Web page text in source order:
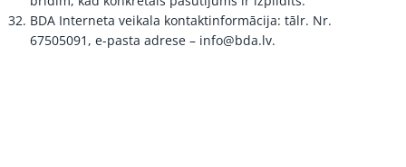
BDA Interneta veikala kontaktinformācija: tālr. Nr.
67505091, e-pasta adrese – info@bda.lv.